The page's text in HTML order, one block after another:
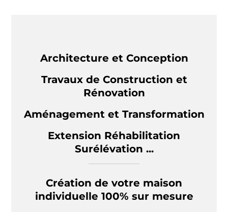
Architecture et Conception
Travaux de Construction et
Rénovation
Aménagement et Transformation
Extension Réhabilitation
Surélévation ...
Création de votre maison
individuelle 100% sur mesure